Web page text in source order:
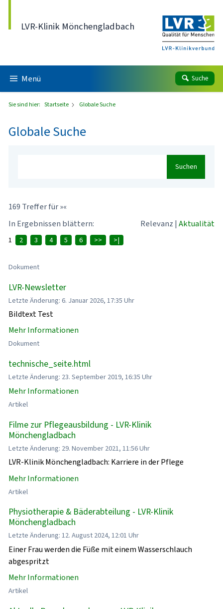
LVR-Klinik Mönchengladbach
Menü Suche
Sie sind hier: Startseite Globale Suche
Globale Suche
Suchen
169 Treffer für »«
In Ergebnissen blättern:
Relevanz | Aktualität
1 2 3 4 5 6 >> >|
Dokument
LVR-Newsletter
Letzte Änderung: 6. Januar 2026, 17:35 Uhr
Bildtext Test
Mehr Informationen
Dokument
technische_seite.html
Letzte Änderung: 23. September 2019, 16:35 Uhr
Mehr Informationen
Artikel
Filme zur Pflegeausbildung - LVR-Klinik
Mönchengladbach
Letzte Änderung: 29. November 2021, 11:56 Uhr
LVR-Klinik Mönchengladbach: Karriere in der Pflege
Mehr Informationen
Artikel
Physiotherapie & Bäderabteilung - LVR-Klinik
Mönchengladbach
Letzte Änderung: 12. August 2024, 12:01 Uhr
Einer Frau werden die Füße mit einem Wasserschlauch
abgespritzt
Mehr Informationen
Artikel